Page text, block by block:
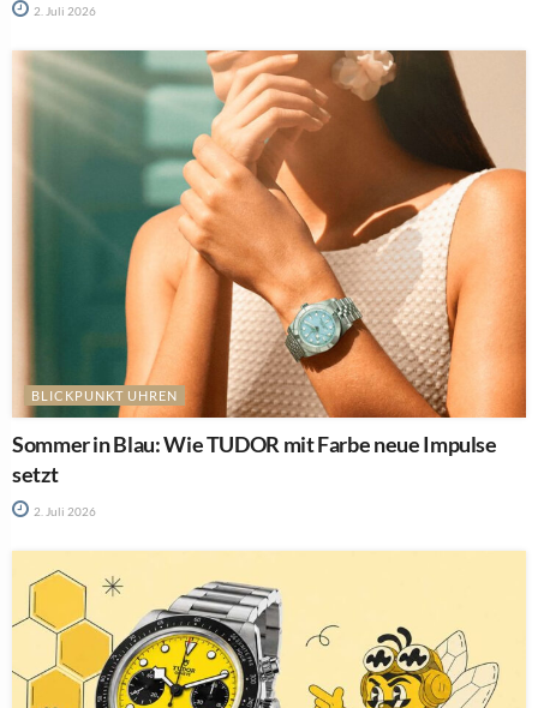
2. Juli 2026
BLICKPUNKT UHREN
Sommer in Blau: Wie TUDOR mit Farbe neue Impulse
setzt
2. Juli 2026